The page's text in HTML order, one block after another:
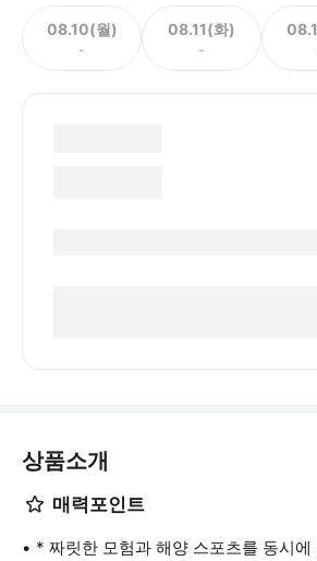
08.10(월)
-
08.11(화)
-
상품소개
매력포인트
* 짜릿한 모험과 해양 스포츠를 동시